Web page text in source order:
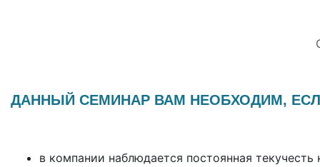
ДАННЫЙ СЕМИНАР ВАМ НЕОБХОДИМ,
в компании наблюдается постоянная текучесть